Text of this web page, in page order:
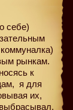
себе)
рынкам.
к
я для
их,